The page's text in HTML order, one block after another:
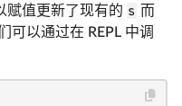
赋值更新了现有的 s 而
可以通过在 REPL 中调